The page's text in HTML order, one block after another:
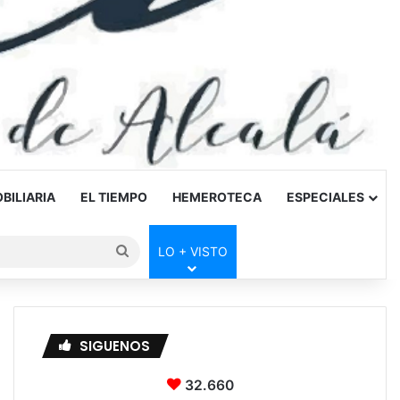
EL TIEMPO HEMEROTECA ESPECIALES
Buscar
por
LO + VISTO
SIGUENOS
32.660